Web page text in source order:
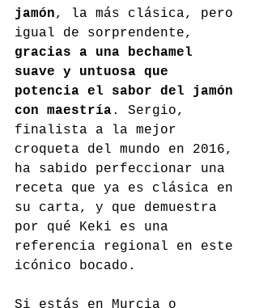
jamón, la más clásica, pero
igual de sorprendente,
gracias a una bechamel
suave y untuosa que
potencia el sabor del jamón
con maestría. Sergio,
finalista a la mejor
croqueta del mundo en 2016,
ha sabido perfeccionar una
receta que ya es clásica en
su carta, y que demuestra
por qué Keki es una
referencia regional en este
icónico bocado.
Si estás en Murcia o